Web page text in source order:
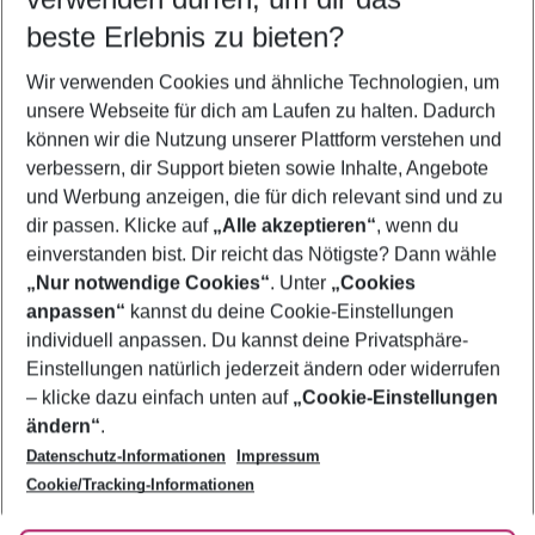
5-8 Nächte
2 Erwachsene Keine Kinder
Mehr Filter anzeigen
Footer
Footer navigation
Über uns
AGB
Bestpreisgarantie
Cookie-Einstellungen ändern
Cookie-Richtlinie
Agenturbetreuung
Barrierefreies Reisen
Folge uns
beste Erlebnis zu bieten?
Wir verwenden Cookies und ähnliche Technologien, um
unsere Webseite für dich am Laufen zu halten. Dadurch
können wir die Nutzung unserer Plattform verstehen und
verbessern, dir Support bieten sowie Inhalte, Angebote
und Werbung anzeigen, die für dich relevant sind und zu
dir passen. Klicke auf „Alle akzeptieren“, wenn du
einverstanden bist. Dir reicht das Nötigste? Dann wähle
„Nur notwendige Cookies“. Unter „Cookies
anpassen“ kannst du deine Cookie-Einstellungen
individuell anpassen. Du kannst deine Privatsphäre-
Einstellungen natürlich jederzeit ändern oder widerrufen
– klicke dazu einfach unten auf „Cookie-Einstellungen
ändern“.
Datenschutz-Informationen
Impressum
Cookie/Tracking-Informationen